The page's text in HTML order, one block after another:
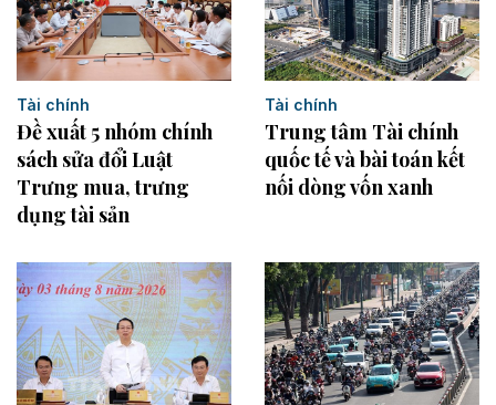
Tài chính
Đề xuất 5 nhóm chính
sách sửa đổi Luật
Trưng mua, trưng
dụng tài sản
Tài chính
Trung tâm Tài chính
quốc tế và bài toán kết
nối dòng vốn xanh